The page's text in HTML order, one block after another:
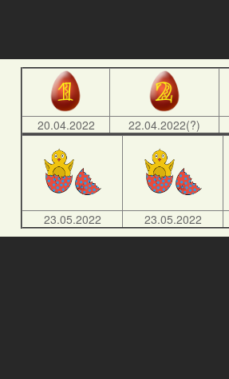
20.04.2022 22.04.2022(?)
23.05.2022 23.05.2022